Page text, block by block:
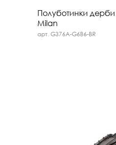
Полуботинки дерби
Milan
арт. G376A-G6B6-BR